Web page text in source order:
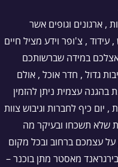
, ארגונים וגופים אשר
, עידוד , צ'ופר וידע מציל חיים
במידה שברשותכם
גדול , חדר אוכל , אולם
בהגנה עצמית ניתן להזמין
, יום כיף לחברות וגיבוש צוות
שלא תשכחו ובעיקר מה
עצמכם ברחוב ובכל מקום
מאסטר מתן בוכנר –